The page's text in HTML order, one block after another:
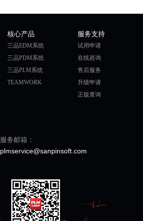
核心产品
三品EDM系统
三品PDM系统
三品PLM系统
TEAMWORK
服务支持
试用申请
在线咨询
售后服务
升级申请
正版查询
服务邮箱：
plmservice@sanpinsoft.com